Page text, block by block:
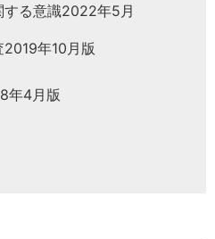
する意識2022年5月
年10月版
年4月版